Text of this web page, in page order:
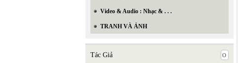
Video & Audio : Nhạc & . . .
TRANH VÀ ẢNH
Tác Giả